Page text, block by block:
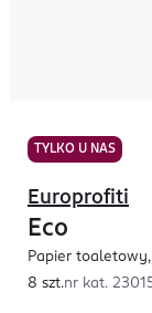
TYLKO U NAS
Europrofiti
Eco
Papier
8 szt.nr kat.